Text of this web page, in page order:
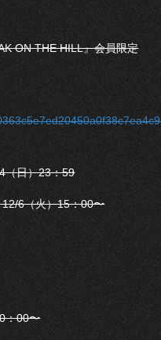
ON THE HILL』会員限定
（日）23：59
6（火）15：00〜
：00〜